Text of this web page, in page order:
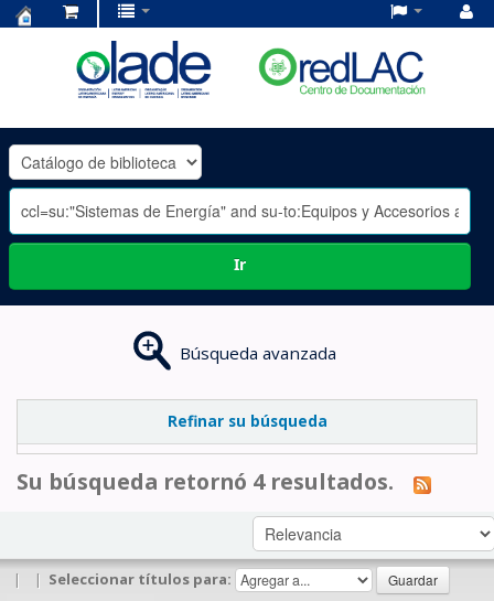
OLADE
-
Ir
Búsqueda avanzada
Refinar su búsqueda
Su búsqueda retornó 4 resultados.
| | Seleccionar títulos para: